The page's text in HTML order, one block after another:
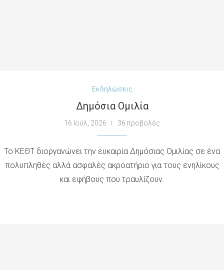
Εκδηλώσεις
Δημόσια Ομιλία
16 Ιούλ, 2026 36 προβολές
Το ΚΕΘΤ διοργανώνει την ευκαιρία Δημόσιας Ομιλίας σε ένα
πολυπληθές αλλά ασφαλές ακροατήριο για τους ενηλίκους
και εφήβους που τραυλίζουν.